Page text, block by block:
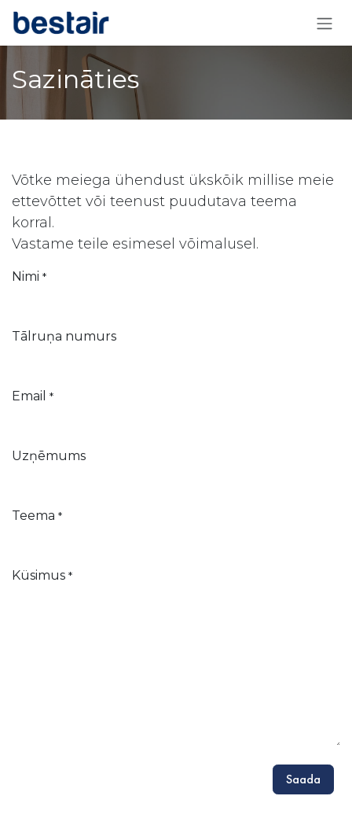
Skip to Content
Sazināties
Võtke meiega ühendust ükskõik millise meie
ettevõttet või teenust puudutava teema
korral.
Vastame teile esimesel võimalusel.
Nimi *
Tālruņa numurs
Email *
Uzņēmums
Teema *
Küsimus *
Saada